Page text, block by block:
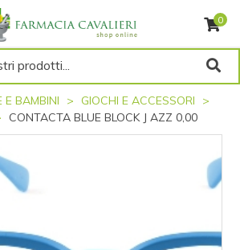
0
prodotti...
E BAMBINI
GIOCHI E ACCESSORI
CONTACTA BLUE BLOCK J AZZ 0,00